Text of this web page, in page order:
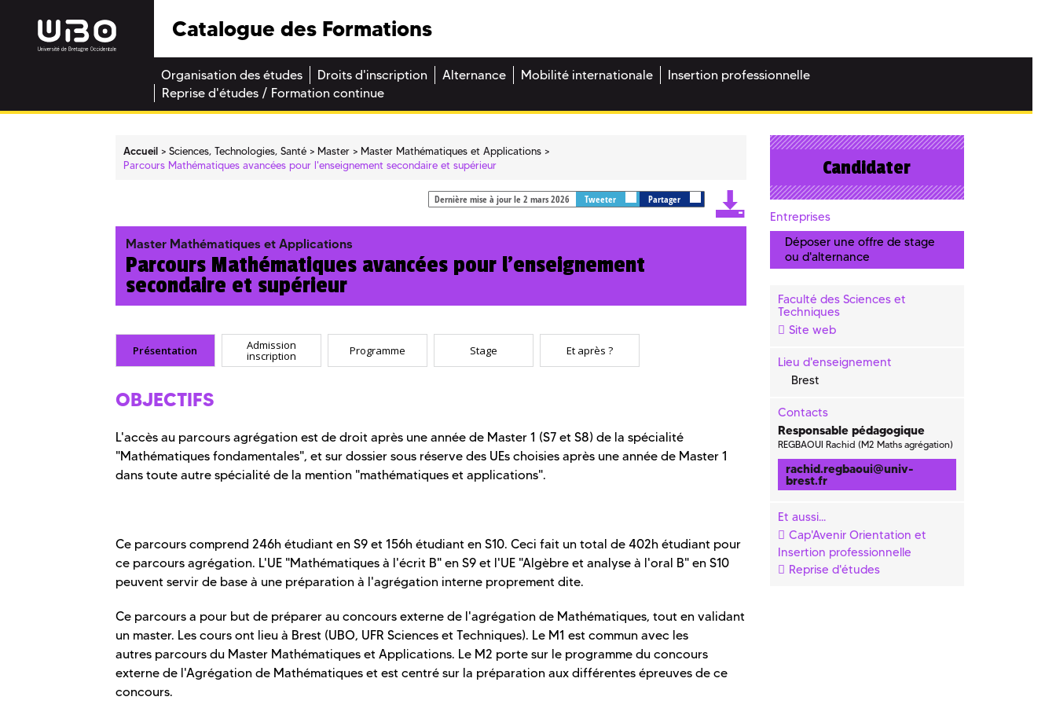
Catalogue des Formations
Organisation des études Droits d'inscription Alternance Mobilité internationale
Insertion professionnelle
Reprise d'études / Formation continue
Accueil Sciences, Technologies, Santé Master
Master Mathématiques et Applications
Parcours Mathématiques avancées pour l'enseignement secondaire et supérieur
Dernière mise à jour le 2 mars 2026 Tweeter Partager
Master Mathématiques et Applications
Parcours Mathématiques avancées pour l'enseignement
secondaire et supérieur
Présentation Admission
inscription Programme Stage Et après ?
OBJECTIFS
L'accès au parcours agrégation est de droit après une année de Master 1 (S7 et S8) de la spécialité
"Mathématiques fondamentales", et sur dossier sous réserve des UEs choisies après une année de Master 1
dans toute autre spécialité de la mention "mathématiques et applications".
Ce parcours comprend 246h étudiant en S9 et 156h étudiant en S10. Ceci fait un total de 402h étudiant pour
ce parcours agrégation. L'UE "Mathématiques à l'écrit B" en S9 et l'UE "Algèbre et analyse à l'oral B" en S10
peuvent servir de base à une préparation à l'agrégation interne proprement dite.
Ce parcours a pour but de préparer au concours externe de l'agrégation de Mathématiques, tout en validant
un master. Les cours ont lieu à Brest (UBO, UFR Sciences et Techniques). Le M1 est commun avec les
autres parcours du Master Mathématiques et Applications. Le M2 porte sur le programme du concours
externe de l'Agrégation de Mathématiques et est centré sur la préparation aux différentes épreuves de ce
concours.
Candidater
Entreprises
Déposer une offre de stage
ou d'alternance
Faculté des Sciences et
Techniques
Site web
Lieu d'enseignement
Brest
Contacts
Responsable pédagogique
REGBAOUI Rachid (M2 Maths agrégation)
rachid.regbaoui@univ-
brest.fr
Et aussi...
Cap'Avenir Orientation et
Insertion professionnelle
Reprise d'études